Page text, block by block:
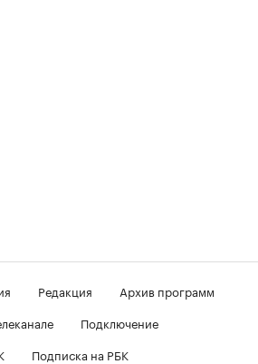
Редакция
Архив программ
Подключение
Подписка на РБК